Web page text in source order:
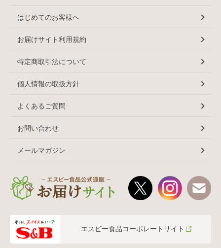
はじめてのお客様へ
お届けサイト利用規約
特定商取引法について
個人情報の取扱方針
よくあるご質問
お問い合わせ
メールマガジン
エスビー食品コーポレートサイト